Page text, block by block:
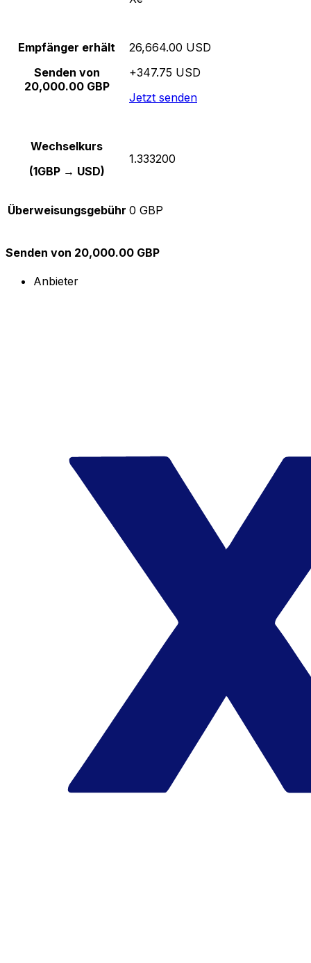
Empfänger erhält
Senden von
20,000.00 GBP
26,664.00 USD
+347.75 USD
Jetzt senden
Wechselkurs
(1GBP → USD)
1.333200
Überweisungsgebühr 0 GBP
Senden von 20,000.00 GBP
Anbieter